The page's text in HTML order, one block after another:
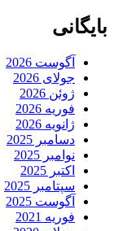
بایگانی
آگوست 2026
جولای 2026
ژوئن 2026
فوریه 2026
ژانویه 2026
دسامبر 2025
نوامبر 2025
اکتبر 2025
سپتامبر 2025
آگوست 2025
فوریه 2021